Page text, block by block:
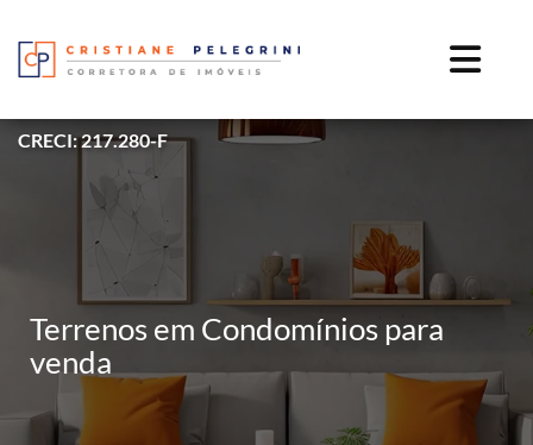
CRECI: 217.280-F
Terrenos em Condomínios para
venda